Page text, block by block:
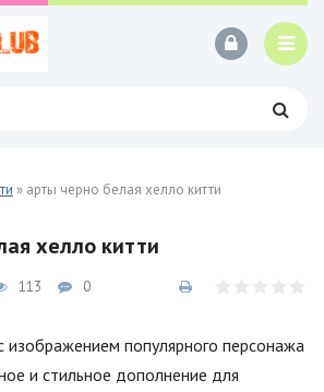
» арты черно белая хелло китти
хелло китти
113 0
популярного персонажа
и стильное дополнение для